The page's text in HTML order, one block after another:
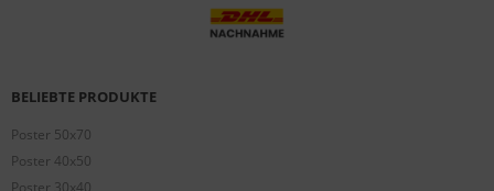
BELIEBTE PRODUKTE
Poster 50x70
Poster 40x50
Poster 30x40